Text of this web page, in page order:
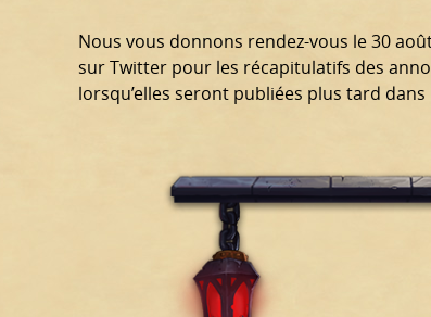
Nous vous donnons rendez-vous le 30
sur Twitter pour les récapitulatifs des
lorsqu’elles seront publiées plus tard dans